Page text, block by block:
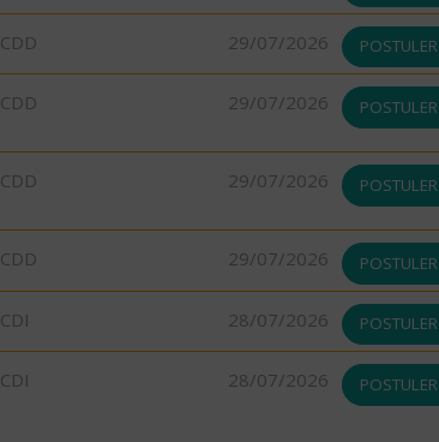
CDD 29/07/2026 POSTULER
CDD 29/07/2026 POSTULER
CDD 29/07/2026 POSTULER
CDD 29/07/2026 POSTULER
CDI 28/07/2026 POSTULER
CDI 28/07/2026 POSTULER